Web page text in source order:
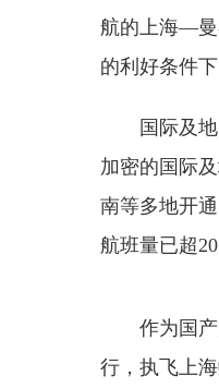
航的上海—曼
的利好条件
国际及
加密的国际
南等多地开
航班量已超
作为国
行，执飞上